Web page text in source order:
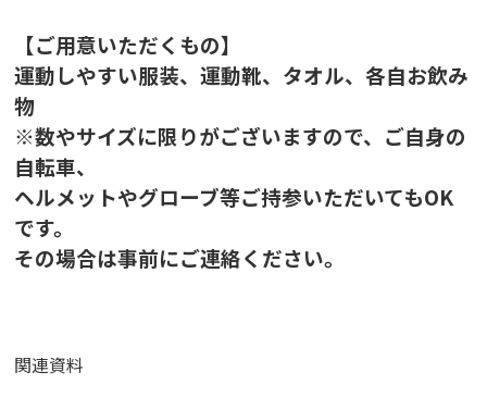
【ご用意いただくもの】
運動しやすい服装、運動靴、タオル、各自お飲み
物
※数やサイズに限りがございますので、ご自身の
自転車、
ヘルメットやグローブ等ご持参いただいてもOK
です。
その場合は事前にご連絡ください。
関連資料